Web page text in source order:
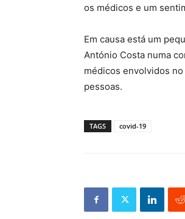
os médicos e um
Em causa está um
António Costa numa
médicos envolvidos
pessoas.
TAGS covid-19